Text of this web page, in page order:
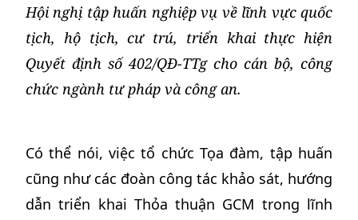
Hội nghị tập huấn nghiệp vụ về lĩnh vực quốc
tịch, hộ tịch, cư trú, triển khai thực hiện
Quyết định số 402/QĐ-TTg cho cán bộ, công
chức ngành tư pháp và công an.
Có thể nói, việc tổ chức Tọa đàm, tập huấn
cũng như các đoàn công tác khảo sát, hướng
dẫn triển khai Thỏa thuận GCM trong lĩnh